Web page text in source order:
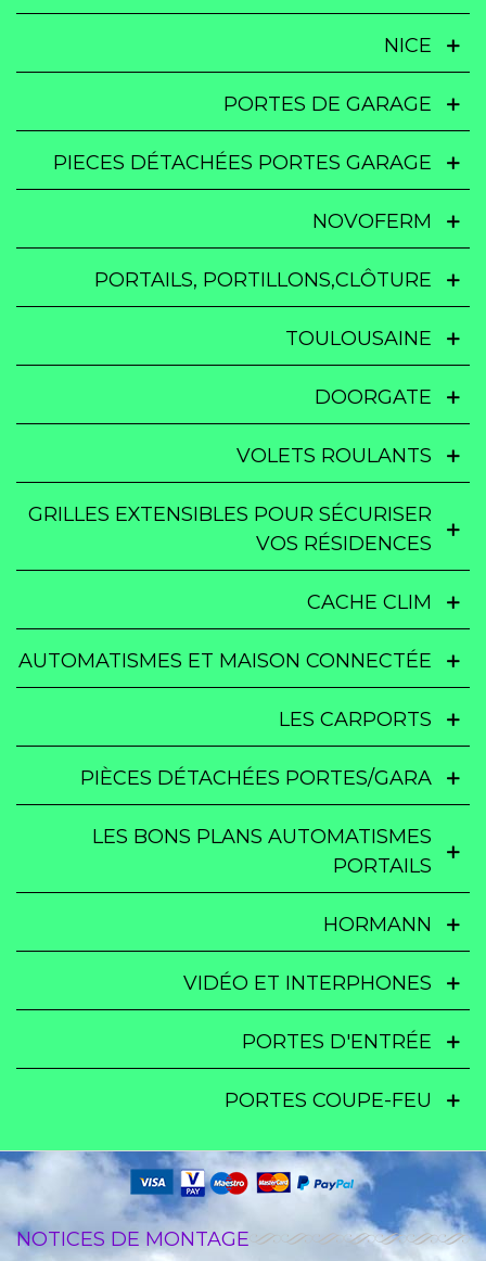
NICE
PORTES DE GARAGE
PIECES DÉTACHÉES PORTES GARAGE
NOVOFERM
PORTAILS, PORTILLONS,CLÔTURE
TOULOUSAINE
DOORGATE
VOLETS ROULANTS
GRILLES EXTENSIBLES POUR SÉCURISER
VOS RÉSIDENCES
CACHE CLIM
AUTOMATISMES ET MAISON CONNECTÉE
LES CARPORTS
PIÈCES DÉTACHÉES PORTES/GARA
LES BONS PLANS AUTOMATISMES
PORTAILS
HORMANN
VIDÉO ET INTERPHONES
PORTES D'ENTRÉE
PORTES COUPE-FEU
NOTICES DE MONTAGE